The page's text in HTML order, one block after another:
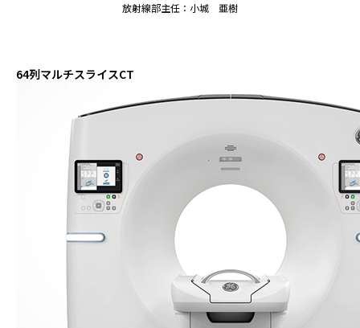
放射線部主任：小城 亜樹
64列マルチスライスCT